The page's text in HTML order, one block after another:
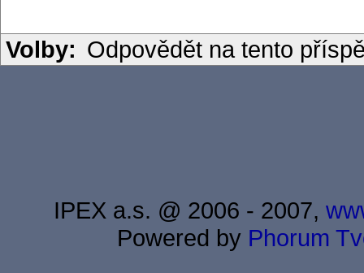
Volby: Odpovědět na tento
IPEX a.s. @ 2006 - 2007,
Powered by Phorum